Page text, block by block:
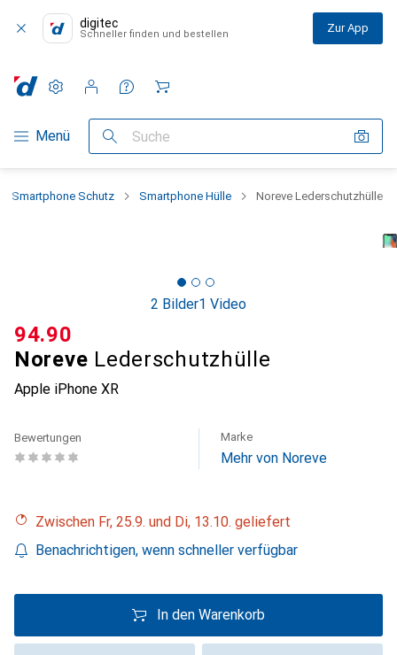
digitec
Schneller finden und bestellen Zur App
Navigation nach Kategorien
Menü Suche
Einstellungen
Kundenkonto
Vergleichslisten
Merklisten
Warenkorb
Smartphone Schutz Smartphone Hülle Noreve Lederschutzhülle
2 Bilder1 Video
Noreve Lederschutzhülle
Apple iPhone XR
CHF
94.90
Bewertungen Marke
Mehr von Noreve
Zwischen Fr, 25.9. und Di, 13.10. geliefert
Benachrichtigen, wenn schneller verfügbar
In den Warenkorb